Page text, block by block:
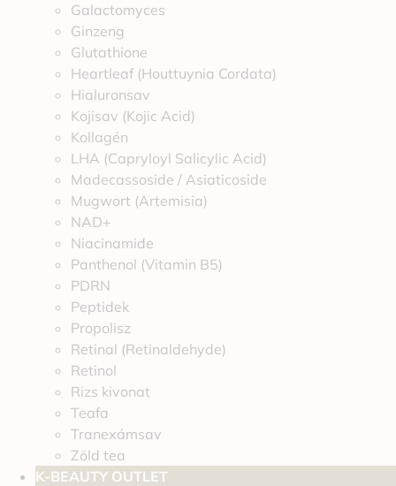
Galactomyces
Ginzeng
Glutathione
Heartleaf (Houttuynia Cordata)
Hialuronsav
Kojisav (Kojic Acid)
Kollagén
LHA (Capryloyl Salicylic Acid)
Madecassoside / Asiaticoside
Mugwort (Artemisia)
NAD+
Niacinamide
Panthenol (Vitamin B5)
PDRN
Peptidek
Propolisz
Retinal (Retinaldehyde)
Retinol
Rizs kivonat
Teafa
Tranexámsav
Zöld tea
K-BEAUTY OUTLET